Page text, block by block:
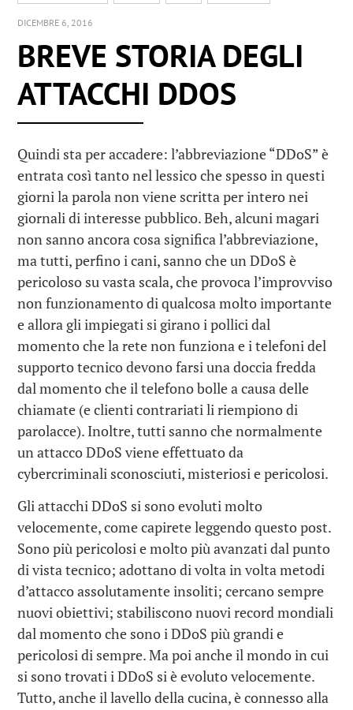
DICEMBRE 6, 2016
BREVE STORIA DEGLI
ATTACCHI DDOS
Quindi sta per accadere: l’abbreviazione “DDoS” è
entrata così tanto nel lessico che spesso in questi
giorni la parola non viene scritta per intero nei
giornali di interesse pubblico. Beh, alcuni magari
non sanno ancora cosa significa l’abbreviazione,
ma tutti, perfino i cani, sanno che un DDoS è
pericoloso su vasta scala, che provoca l’improvviso
non funzionamento di qualcosa molto importante
e allora gli impiegati si girano i pollici dal
momento che la rete non funziona e i telefoni del
supporto tecnico devono farsi una doccia fredda
dal momento che il telefono bolle a causa delle
chiamate (e clienti contrariati li riempiono di
parolacce). Inoltre, tutti sanno che normalmente
un attacco DDoS viene effettuato da
cybercriminali sconosciuti, misteriosi e pericolosi.
Gli attacchi DDoS si sono evoluti molto
velocemente, come capirete leggendo questo post.
Sono più pericolosi e molto più avanzati dal punto
di vista tecnico; adottano di volta in volta metodi
d’attacco assolutamente insoliti; cercano sempre
nuovi obiettivi; stabiliscono nuovi record mondiali
dal momento che sono i DDoS più grandi e
pericolosi di sempre. Ma poi anche il mondo in cui
si sono trovati i DDoS si è evoluto velocemente.
Tutto, anche il lavello della cucina, è connesso alla